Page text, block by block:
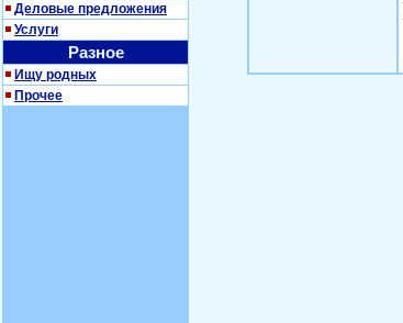
Деловые предложения
Услуги
Разное
Ищу родных
Прочее